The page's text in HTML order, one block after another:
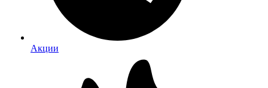
Акции